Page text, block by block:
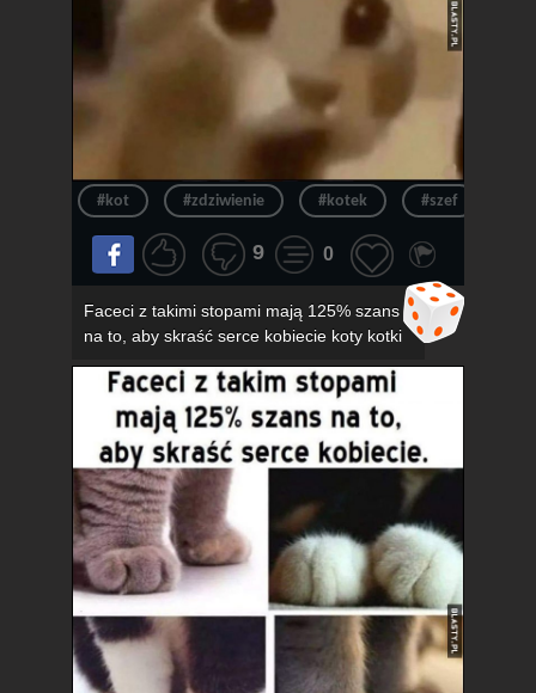
#kot #zdziwienie #kotek #szef
9 0
Faceci z takimi stopami mają 125% szans
na to, aby skraść serce kobiecie koty kotki